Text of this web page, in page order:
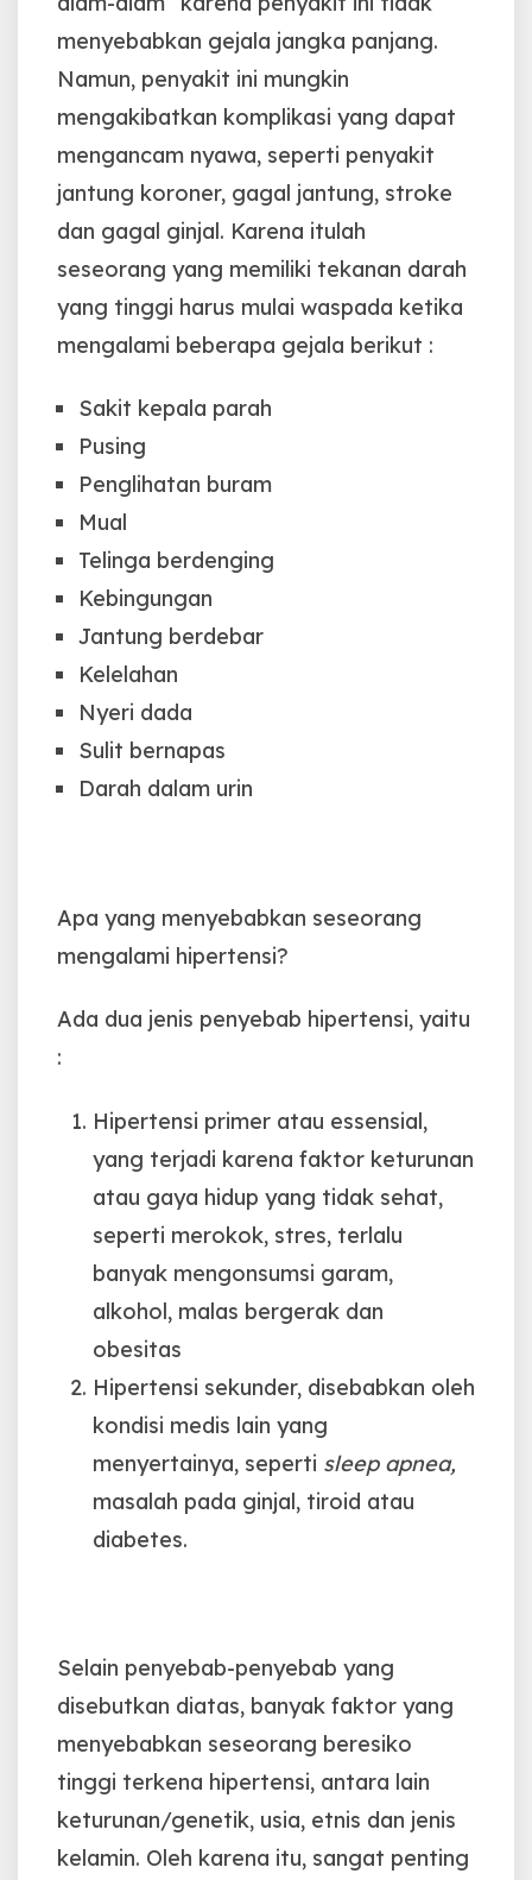
menyebabkan gejala jangka panjang.
Namun, penyakit ini mungkin
mengakibatkan komplikasi yang dapat
mengancam nyawa, seperti penyakit
jantung koroner, gagal jantung, stroke
dan gagal ginjal. Karena itulah
seseorang yang memiliki tekanan darah
yang tinggi harus mulai waspada ketika
mengalami beberapa gejala berikut :
Sakit kepala parah
Pusing
Penglihatan buram
Mual
Telinga berdenging
Kebingungan
Jantung berdebar
Kelelahan
Nyeri dada
Sulit bernapas
Darah dalam urin
Apa yang menyebabkan seseorang
mengalami hipertensi?
Ada dua jenis penyebab hipertensi, yaitu
:
Hipertensi primer atau essensial,
yang terjadi karena faktor keturunan
atau gaya hidup yang tidak sehat,
seperti merokok, stres, terlalu
banyak mengonsumsi garam,
alkohol, malas bergerak dan
obesitas
Hipertensi sekunder, disebabkan oleh
kondisi medis lain yang
menyertainya, seperti sleep apnea,
masalah pada ginjal, tiroid atau
diabetes.
Selain penyebab-penyebab yang
disebutkan diatas, banyak faktor yang
menyebabkan seseorang beresiko
tinggi terkena hipertensi, antara lain
keturunan/genetik, usia, etnis dan jenis
kelamin. Oleh karena itu, sangat penting